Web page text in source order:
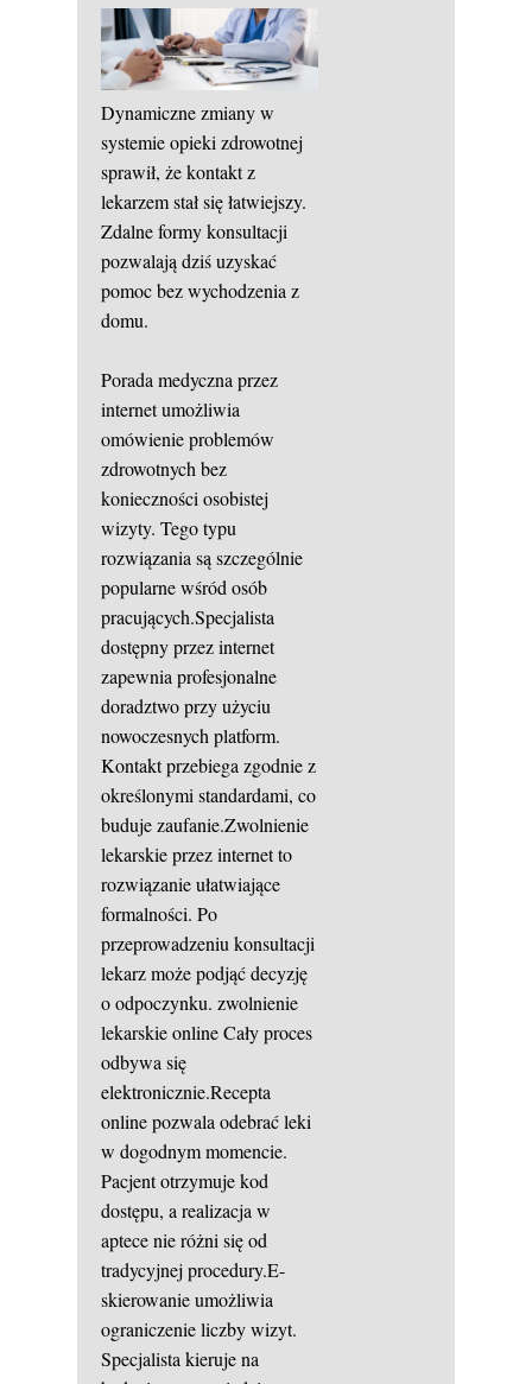
Dynamiczne zmiany w
systemie opieki zdrowotnej
sprawił, że kontakt z
lekarzem stał się łatwiejszy.
Zdalne formy konsultacji
pozwalają dziś uzyskać
pomoc bez wychodzenia z
domu.
Porada medyczna przez
internet umożliwia
omówienie problemów
zdrowotnych bez
konieczności osobistej
wizyty. Tego typu
rozwiązania są szczególnie
popularne wśród osób
pracujących.Specjalista
dostępny przez internet
zapewnia profesjonalne
doradztwo przy użyciu
nowoczesnych platform.
Kontakt przebiega zgodnie z
określonymi standardami, co
buduje zaufanie.Zwolnienie
lekarskie przez internet to
rozwiązanie ułatwiające
formalności. Po
przeprowadzeniu konsultacji
lekarz może podjąć decyzję
o odpoczynku. zwolnienie
lekarskie onlineCały proces
odbywa się
elektronicznie.Recepta
online pozwala odebrać leki
w dogodnym momencie.
Pacjent otrzymuje kod
dostępu, a realizacja w
aptece nie różni się od
tradycyjnej procedury.E-
skierowanie umożliwia
ograniczenie liczby wizyt.
Specjalista kieruje na